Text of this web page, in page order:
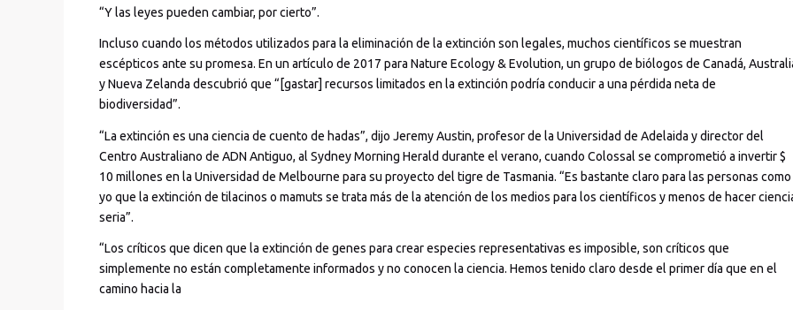
“Y las leyes pueden cambiar, por cierto”.
Incluso cuando los métodos utilizados para la eliminación de la extinción son legales, muchos científicos se muestran
escépticos ante su promesa. En un artículo de 2017 para Nature Ecology & Evolution, un grupo de biólogos de Canadá,
y Nueva Zelanda descubrió que “[gastar] recursos limitados en la extinción podría conducir a una pérdida neta de
biodiversidad”.
“La extinción es una ciencia de cuento de hadas”, dijo Jeremy Austin, profesor de la Universidad de Adelaida y director del
Centro Australiano de ADN Antiguo, al Sydney Morning Herald durante el verano, cuando Colossal se comprometió a invertir $
10 millones en la Universidad de Melbourne para su proyecto del tigre de Tasmania. “Es bastante claro para las personas como
yo que la extinción de tilacinos o mamuts se trata más de la atención de los medios para los científicos y menos de hacer
seria”.
“Los críticos que dicen que la extinción de genes para crear especies representativas es imposible, son críticos que
simplemente no están completamente informados y no conocen la ciencia. Hemos tenido claro desde el primer día que en el
camino hacia la